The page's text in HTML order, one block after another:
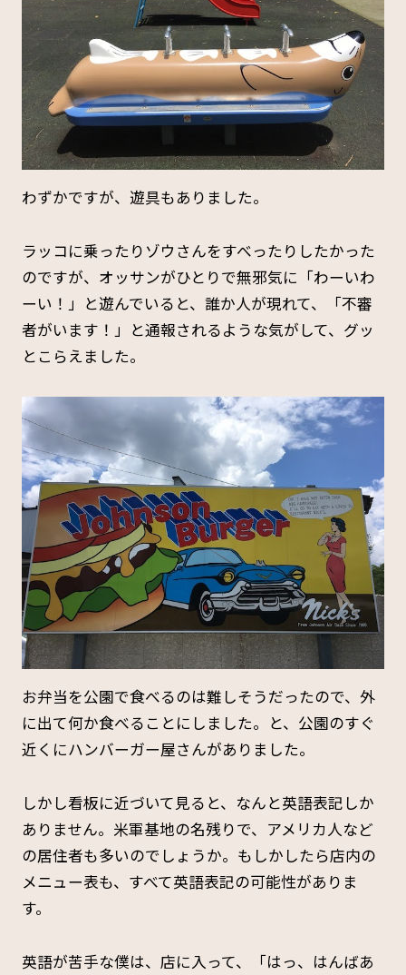
わずかですが、遊具もありました。
ラッコに乗ったりゾウさんをすべったりしたかった
のですが、オッサンがひとりで無邪気に「わーいわ
ーい！」と遊んでいると、誰か人が現れて、「不審
者がいます！」と通報されるような気がして、グッ
とこらえました。
お弁当を公園で食べるのは難しそうだったので、外
に出て何か食べることにしました。と、公園のすぐ
近くにハンバーガー屋さんがありました。
しかし看板に近づいて見ると、なんと英語表記しか
ありません。米軍基地の名残りで、アメリカ人など
の居住者も多いのでしょうか。もしかしたら店内の
メニュー表も、すべて英語表記の可能性がありま
す。
英語が苦手な僕は、店に入って、「はっ、はんばあ